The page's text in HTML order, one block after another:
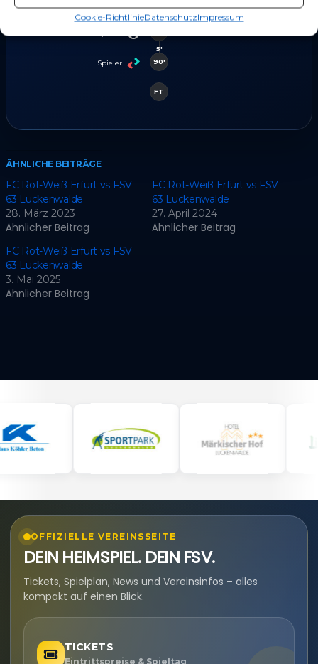
Cookie-RichtlinieDatenschutzImpressum
5'
Spieler 90'
FT
ÄHNLICHE BEITRÄGE
FC Rot-Weiß Erfurt vs FSV
63 Luckenwalde
28. März 2023
Ähnlicher Beitrag
FC Rot-Weiß Erfurt vs FSV
63 Luckenwalde
27. April 2024
Ähnlicher Beitrag
FC Rot-Weiß Erfurt vs FSV
63 Luckenwalde
3. Mai 2025
Ähnlicher Beitrag
OFFIZIELLE VEREINSSEITE
DEIN HEIMSPIEL. DEIN FSV.
Tickets, Spielplan, News und Vereinsinfos – alles
kompakt auf einen Blick.
TICKETS
Eintrittspreise & Spieltag